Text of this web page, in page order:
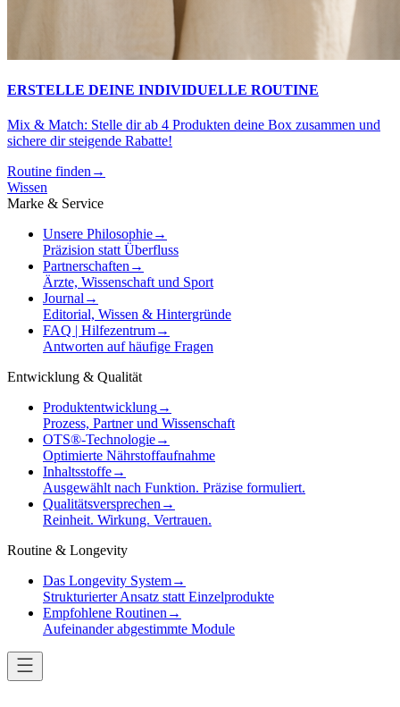
ERSTELLE DEINE INDIVIDUELLE ROUTINE
Mix & Match: Stelle dir ab 4 Produkten deine Box zusammen und
sichere dir steigende Rabatte!
Routine finden→
Wissen
Marke & Service
Unsere Philosophie→
Präzision statt Überfluss
Partnerschaften→
Ärzte, Wissenschaft und Sport
Journal→
Editorial, Wissen & Hintergründe
FAQ | Hilfezentrum→
Antworten auf häufige Fragen
Entwicklung & Qualität
Produktentwicklung→
Prozess, Partner und Wissenschaft
OTS®-Technologie→
Optimierte Nährstoffaufnahme
Inhaltsstoffe→
Ausgewählt nach Funktion. Präzise formuliert.
Qualitätsversprechen→
Reinheit. Wirkung. Vertrauen.
Routine & Longevity
Das Longevity System→
Strukturierter Ansatz statt Einzelprodukte
Empfohlene Routinen→
Aufeinander abgestimmte Module